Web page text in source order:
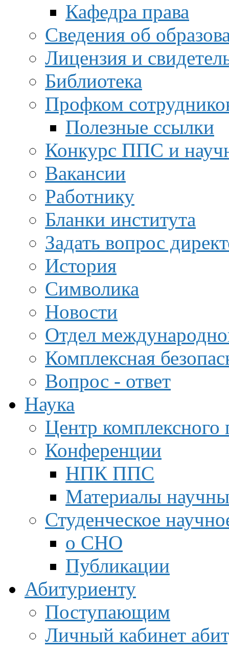
Кафедра права
Сведения об
Лицензия и
Библиотека
Профком
Полезные ссылки
Конкурс ППС и
Вакансии
Работнику
Бланки института
Задать вопрос
История
Символика
Новости
Отдел
Комплексная
Вопрос - ответ
Наука
Центр
Конференции
НПК ППС
Материалы
Студенческое
о СНО
Публикации
Абитуриенту
Поступающим
Личный кабинет